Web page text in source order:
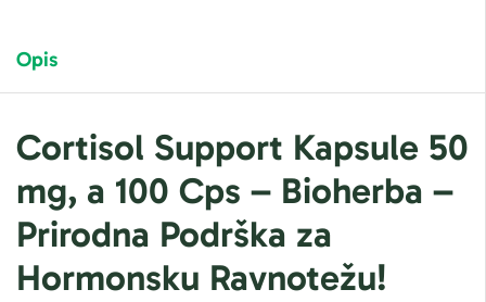
Opis
Cortisol Support Kapsule 50
mg, a 100 Cps – Bioherba –
Prirodna Podrška za
Hormonsku Ravnotežu!